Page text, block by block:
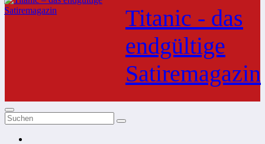
Inhalt
springen
Titanic - das
endgültige
Satiremagazin